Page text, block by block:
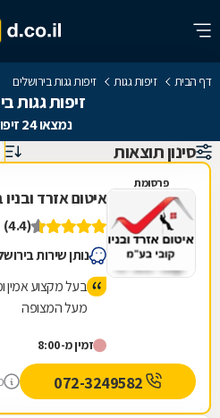
דף הבית זיפות גגות זיפות גגות בירושלים
זיפות גגות
נמצאו 24 זיפות גגות
סינון תוצאות
פרסומת
איטום אזרד
(4.4)
נותן שירות
בעל מקצוע אמין
מעל המצופה
זמין מ-8:00